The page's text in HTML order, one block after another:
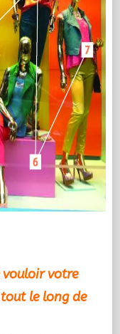
vouloir votre
le long de